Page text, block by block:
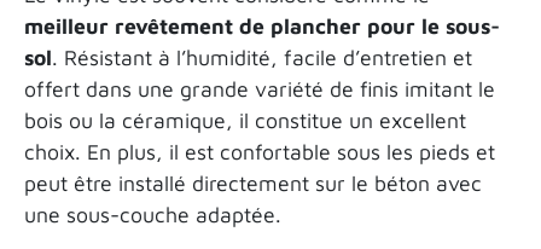
meilleur revêtement de plancher pour le sous-
sol. Résistant à l’humidité, facile d’entretien et
offert dans une grande variété de finis imitant le
bois ou la céramique, il constitue un excellent
choix. En plus, il est confortable sous les pieds et
peut être installé directement sur le béton avec
une sous-couche adaptée.